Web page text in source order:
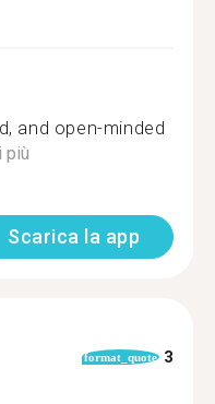
and open-minded
più
Scarica la app
format_quote 3